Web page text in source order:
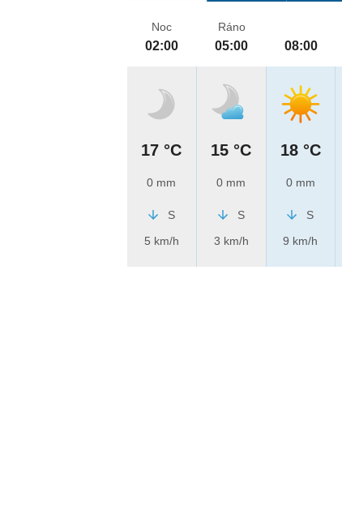
Noc
02:00
17 °C
0 mm
S
5 km/h
Ráno
05:00
15 °C
0 mm
S
3 km/h
08:00
18 °C
0 mm
S
9 km/h